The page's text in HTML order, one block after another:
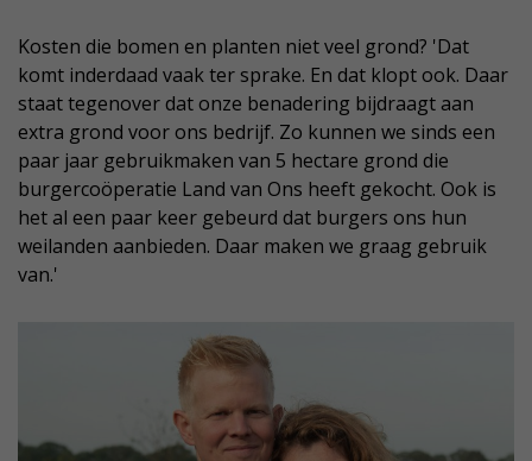
Kosten die bomen en planten niet veel grond? 'Dat
komt inderdaad vaak ter sprake. En dat klopt ook. Daar
staat tegenover dat onze benadering bijdraagt aan
extra grond voor ons bedrijf. Zo kunnen we sinds een
paar jaar gebruikmaken van 5 hectare grond die
burgercoöperatie Land van Ons heeft gekocht. Ook is
het al een paar keer gebeurd dat burgers ons hun
weilanden aanbieden. Daar maken we graag gebruik
van.'